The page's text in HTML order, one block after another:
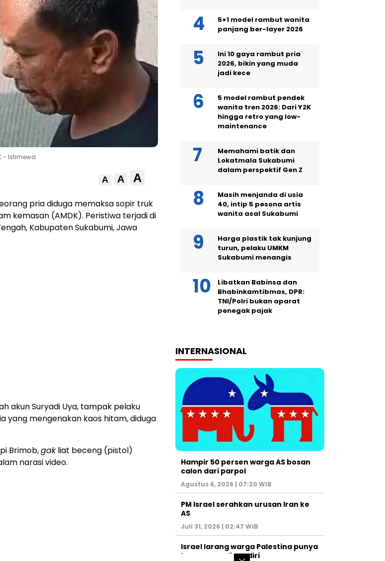
- Istimewa
A A A
pria diduga memaksa sopir truk
kemasan (AMDK). Peristiwa terjadi di
Kabupaten Sukabumi, Jawa
akun Suryadi Uya, tampak pelaku
yang mengenakan kaos hitam, diduga
Brimob,gakliat beceng (pistol)
narasi video.
5+1 model rambut wanita
panjang ber-layer 2026
Ini 10 gaya rambut pria
2026, bikin yang muda
jadi kece
5 model rambut pendek
wanita tren 2026: Dari Y2K
hingga retro yang low-
maintenance
Memahami batik dan
Lokatmala Sukabumi
dalam perspektif Gen Z
Masih menjanda di usia
40, intip 5 pesona artis
wanita asal Sukabumi
Harga plastik tak kunjung
turun, pelaku UMKM
Sukabumi menangis
Libatkan Babinsa dan
Bhabinkamtibmas, DPR:
TNI/Polri bukan aparat
penegak pajak
INTERNASIONAL
Hampir 50 persen warga AS bosan
calon dari parpol
Agustus 6, 2026 | 07:20 WIB
PM Israel serahkan urusan Iran ke
AS
Juli 31, 2026 | 02:47 WIB
Israel larang warga Palestina punya
kamar mandi sendiri